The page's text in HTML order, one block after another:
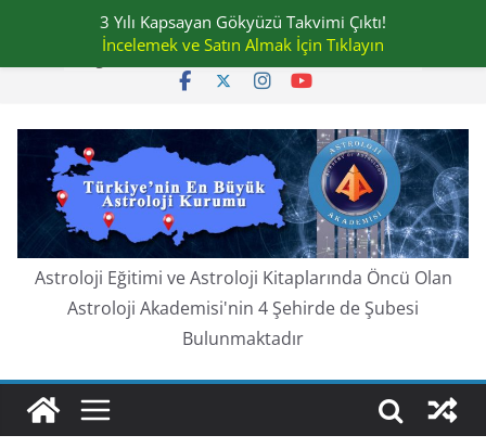
content
Cumartesi, Ağustos 8, 2026
Astroloji Eğitimi ve Astroloji Kitaplarında Öncü Olan
Astroloji Akademisi'nin 4 Şehirde de Şubesi
Bulunmaktadır
3 Yılı Kapsayan Gökyüzü Takvimi Çıktı!
İncelemek ve Satın Almak İçin Tıklayın